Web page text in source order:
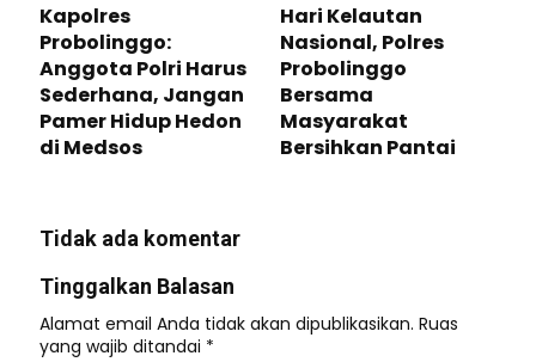
Kapolres
Probolinggo:
Anggota Polri Harus
Sederhana, Jangan
Pamer Hidup Hedon
di Medsos
Hari Kelautan
Nasional, Polres
Probolinggo
Bersama
Masyarakat
Bersihkan Pantai
Tidak ada komentar
Tinggalkan Balasan
Alamat email Anda tidak akan dipublikasikan. Ruas
yang wajib ditandai *